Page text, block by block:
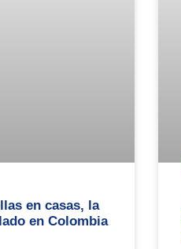
en casas, la
en Colombia